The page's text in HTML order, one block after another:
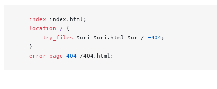
    index
index.html;
    location
/ {
        try_files
$uri $uri.html $uri/ =404;
    }
    error_page
404 /404.html;